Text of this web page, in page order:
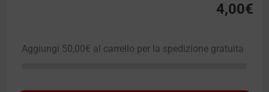
4,00€
Aggiungi 50,00€ al carrello per la spedizione gratuita